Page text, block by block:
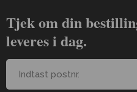
Tjek om din
leveres i dag.